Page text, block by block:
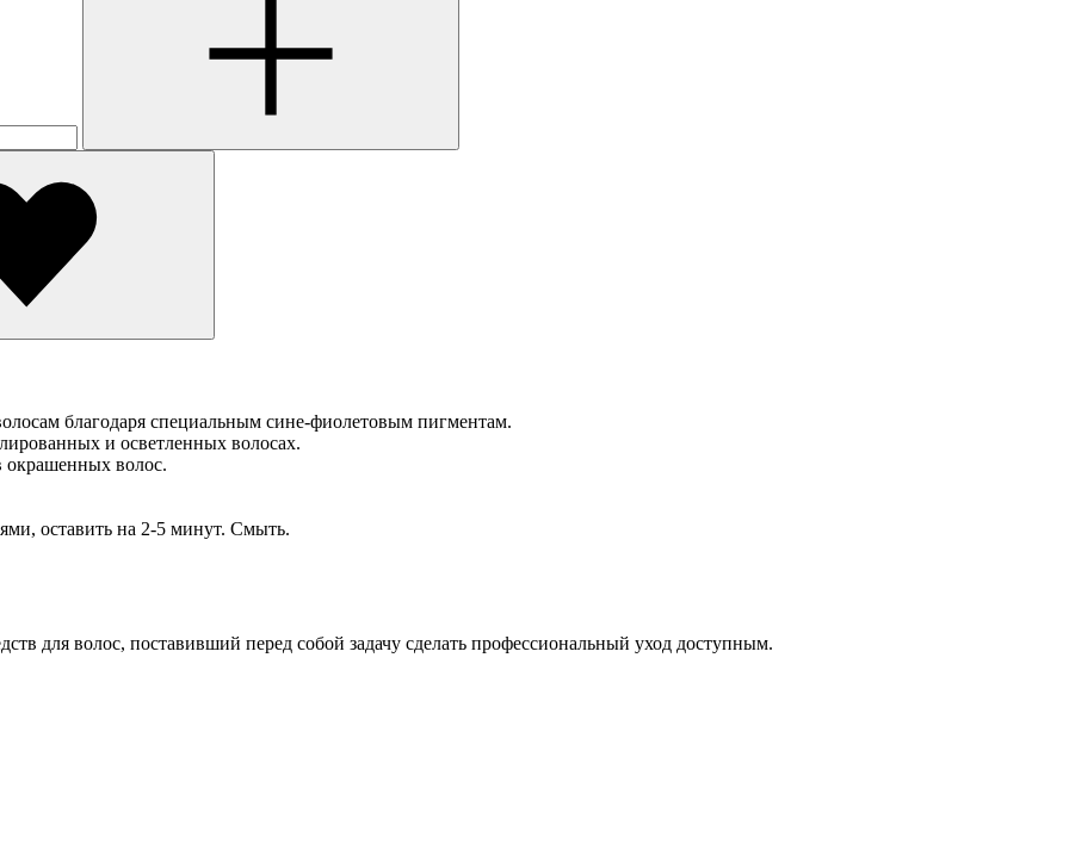
благодаря специальным сине-фиолетовым пигментам.
и осветленных волосах.
окрашенных волос.
оставить на 2-5 минут. Смыть.
для волос, поставивший перед собой задачу сделать профессиональный уход доступным.